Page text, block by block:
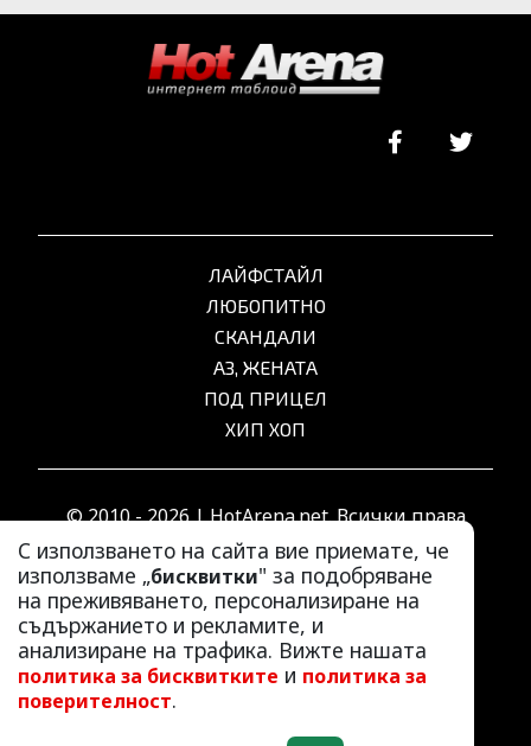
С използването на сайта вие приемате, че
използваме „бисквитки" за подобряване
на преживяването, персонализиране на
съдържанието и рекламите, и
анализиране на трафика. Вижте нашата
политика за бисквитките и политика за
поверителност.
ЛАЙФСТАЙЛ
ЛЮБОПИТНО
СКАНДАЛИ
АЗ, ЖЕНАТА
ПОД ПРИЦЕЛ
ХИП ХОП
© 2010 - 2026 | HotArena.net. Всички права
запазени.
РЕКЛАМА
КОНТАКТИ
ОБЩИ УСЛОВИЯ
ПОЛИТИКА ЗА ПОВЕРИТЕЛНОСТ
ПОЛИТИКА ЗА БИСКВИТКИТЕ